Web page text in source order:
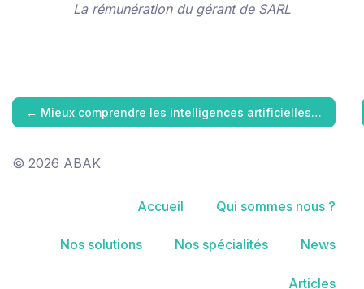
La rémunération du gérant de SARL
← Mieux comprendre les intelligences artificielles…
© 2026 ABAK
Accueil Qui sommes nous ?
Nos solutions Nos spécialités News
Articles